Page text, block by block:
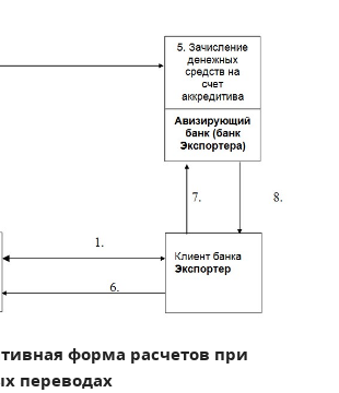
форма расчетов при
переводах